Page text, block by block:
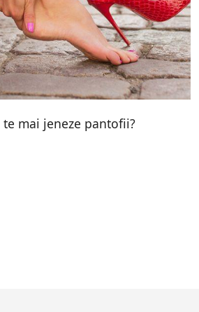
te mai jeneze pantofii?